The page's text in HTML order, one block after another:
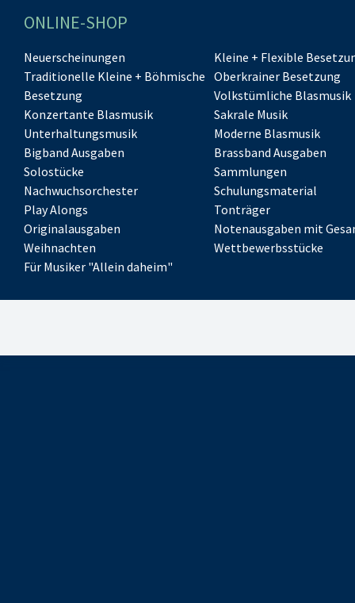
ONLINE-SHOP
Neuerscheinungen
Kleine + Flexible
Traditionelle Kleine + Böhmische
Besetzung
Oberkrainer Besetzung
Volkstümliche Blasmusik
Konzertante Blasmusik
Sakrale Musik
Unterhaltungsmusik
Moderne Blasmusik
Bigband Ausgaben
Brassband Ausgaben
Solostücke
Sammlungen
Nachwuchsorchester
Schulungsmaterial
Play Alongs
Tonträger
Originalausgaben
Notenausgaben mit
Weihnachten
Wettbewerbsstücke
Für Musiker "Allein daheim"